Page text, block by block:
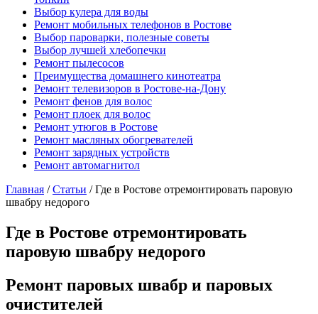
Выбор кулера для воды
Ремонт мобильных телефонов в Ростове
Выбор пароварки, полезные советы
Выбор лучшей хлебопечки
Ремонт пылесосов
Преимущества домашнего кинотеатра
Ремонт телевизоров в Ростове-на-Дону
Ремонт фенов для волос
Ремонт плоек для волос
Ремонт утюгов в Ростове
Ремонт масляных обогревателей
Ремонт зарядных устройств
Ремонт автомагнитол
Главная /Статьи /Где в Ростове отремонтировать паровую
швабру недорого
Где в Ростове отремонтировать
паровую швабру недорого
Ремонт паровых швабр и паровых
очистителей